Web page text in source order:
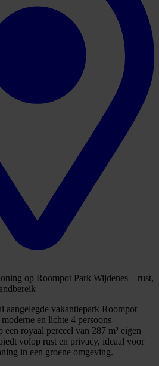
op Roompot Park Wijdenes – rust,
aangelegde vakantiepark Roompot
en lichte 4 persoons
royaal perceel van 287 m² eigen
volop rust en privacy, ideaal voor
in een groene omgeving.